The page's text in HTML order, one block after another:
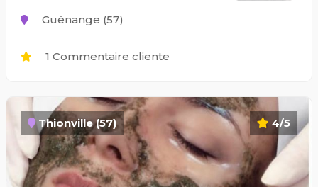
Guénange (57)
1 Commentaire cliente
4/5
Thionville (57)